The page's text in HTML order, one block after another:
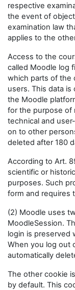
respective
the event of
examination law
applies to the
Access to the
called Moodle log
which parts of the
users. This data
the Moodle
for the purpose of
technical and
on to other
deleted after 180
According to Art.
scientific or
purposes. Such
form and requires
(2) Moodle uses
MoodleSession.
login is preserved
When you log out
automatically
The other cookie
by default. This